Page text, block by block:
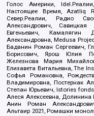
Голос Америки,
Настоящее Время, Azatliq
Север.Реалии, Радио
Александрович,
Евгеньевич, Камалягин
Александровна, Medusa
Баданин Роман Сергеевич,
Борисович, Ярош Юлия
Железнова Мария
Елизавета Витальевна, The
Софья Романовна,
Владимировна, Постернак
Степан Юрьевич, Istories
Алеся Алексеевна,
Анин Роман
Альтаир 2021, Ромашки